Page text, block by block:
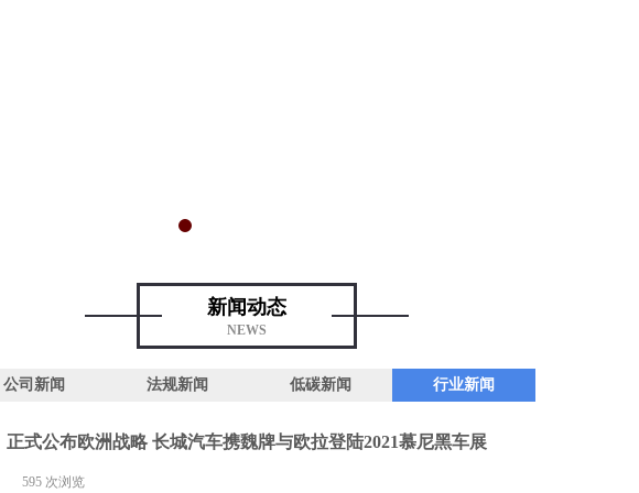
新闻动态
NEWS
公司新闻 法规新闻 低碳新闻 行业新闻
正式公布欧洲战略 长城汽车携魏牌与欧拉登陆2021慕尼黑车展
595 次浏览